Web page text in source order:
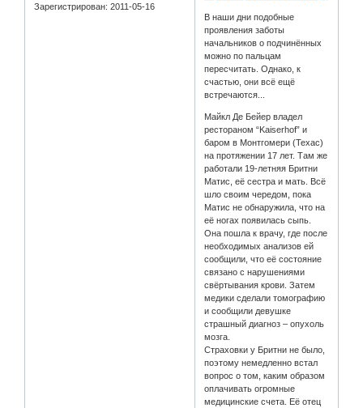
Зарегистрирован: 2011-05-16
В наши дни подобные
проявления заботы
начальников о подчинённых
можно по пальцам
пересчитать. Однако, к
счастью, они всё ещё
встречаются...
Майкл Де Бейер владел
рестораном “Kaiserhof” и
баром в Монтгомери (Техас)
на протяжении 17 лет. Там же
работали 19-летняя Бритни
Матис, её сестра и мать. Всё
шло своим чередом, пока
Матис не обнаружила, что на
её ногах появилась сыпь.
Она пошла к врачу, где после
необходимых анализов ей
сообщили, что её состояние
связано с нарушениями
свёртывания крови. Затем
медики сделали томографию
и сообщили девушке
страшный диагноз – опухоль
мозга.
Страховки у Бритни не было,
поэтому немедленно встал
вопрос о том, каким образом
оплачивать огромные
медицинские счета. Её отец